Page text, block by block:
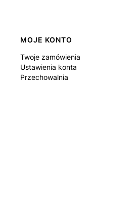
MOJE KONTO
Twoje zamówienia
Ustawienia konta
Przechowalnia